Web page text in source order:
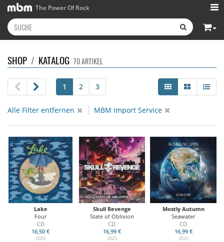
The Power Of Rock
SHOP / KATALOG 70 ARTIKEL
1 2 3
Alle Filter entfernen MBM Import Service
Lake
Four
CD
16,50 €
2026
Skull Revenge
State of Oblivion
CD
16,99 €
2025
Mostly Autumn
Seawater
CD
16,99 €
2025